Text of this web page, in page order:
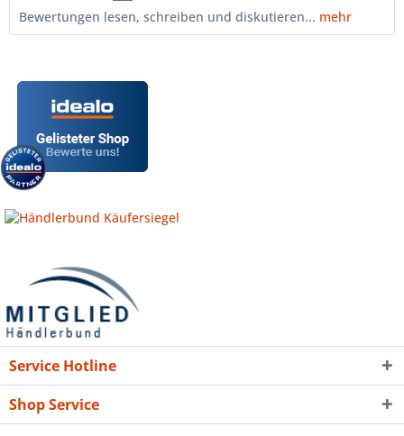
Bewertungen lesen, schreiben und diskutieren... mehr
Service Hotline
Shop Service